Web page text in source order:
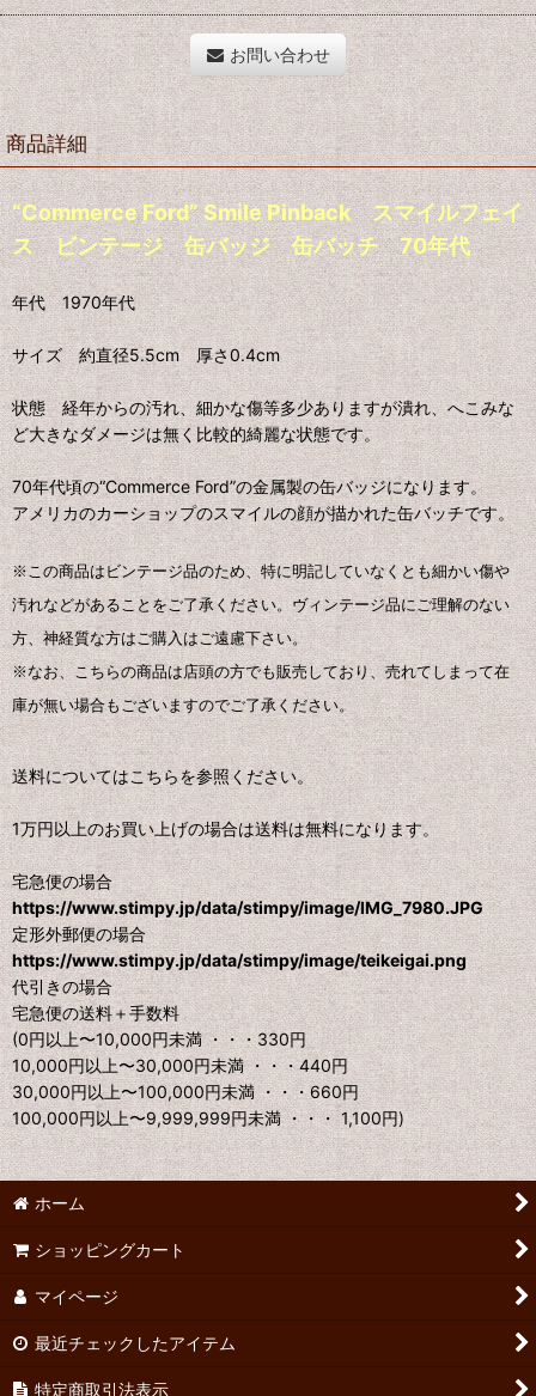
お問い合わせ
商品詳細
“Commerce Ford” Smile Pinback スマイルフェイ
ス ビンテージ 缶バッジ 缶バッチ 70年代
年代 1970年代
サイズ 約直径5.5cm 厚さ0.4cm
状態 経年からの汚れ、細かな傷等多少ありますが潰れ、へこみな
ど大きなダメージは無く比較的綺麗な状態です。
70年代頃の“Commerce Ford”の金属製の缶バッジになります。
アメリカのカーショップのスマイルの顔が描かれた缶バッチです。
※この商品はビンテージ品のため、特に明記していなくとも細かい傷や
汚れなどがあることをご了承ください。ヴィンテージ品にご理解のない
方、神経質な方はご購入はご遠慮下さい。
※なお、こちらの商品は店頭の方でも販売しており、売れてしまって在
庫が無い場合もございますのでご了承ください。
送料についてはこちらを参照ください。
1万円以上のお買い上げの場合は送料は無料になります。
宅急便の場合
https://www.stimpy.jp/data/stimpy/image/IMG_7980.JPG
定形外郵便の場合
https://www.stimpy.jp/data/stimpy/image/teikeigai.png
代引きの場合
宅急便の送料＋手数料
(0円以上〜10,000円未満 ・・・330円
10,000円以上〜30,000円未満 ・・・440円
30,000円以上〜100,000円未満 ・・・660円
100,000円以上〜9,999,999円未満 ・・・ 1,100円)
ホーム
ショッピングカート
マイページ
最近チェックしたアイテム
特定商取引法表示